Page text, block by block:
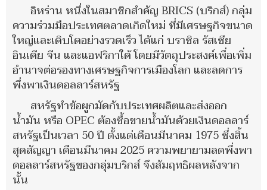
อิหร่าน หนึ่งในสมาชิกสำคัญ BRICS (บริกส์) กลุ่ม
ความร่วมมือประเทศตลาดเกิดใหม่ ที่มีเศรษฐกิจขนาด
ใหญ่และเติบโตอย่างรวดเร็ว ได้แก่ บราซิล รัสเซีย
อินเดีย จีน และแอฟริกาใต้ โดยมีวัตถุประสงค์เพื่อเพิ่ม
อำนาจต่อรองทางเศรษฐกิจการเมืองโลก และลดการ
พึ่งพาเงินดอลลาร์สหรัฐ
สหรัฐทำข้อผูกมัดกับประเทศผลิตและส่งออก
น้ำมัน หรือ OPEC ต้องซื้อขายน้ำมันด้วยเงินดอลลาร์
สหรัฐเป็นเวลา 50 ปี ตั้งแต่เดือนมีนาคม 1975 ซึ่งสิ้น
สุดสัญญา เดือนมีนาคม 2025 ความพยายามลดพึ่งพา
ดอลลาร์สหรัฐของกลุ่มบริกส์ จึงสัมฤทธิผลหลังจาก
นั้น